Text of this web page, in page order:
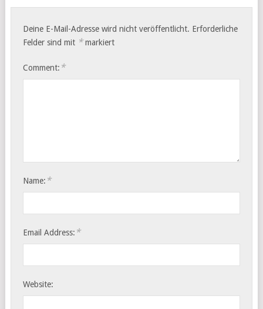
Deine E-Mail-Adresse wird nicht veröffentlicht. Erforderliche
Felder sind mit *markiert
Comment: *
Name: *
Email Address: *
Website: